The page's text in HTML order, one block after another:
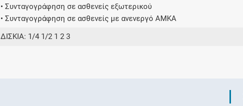
• Συνταγογράφηση σε ασθενείς εξωτερικού
• Συνταγογράφηση σε ασθενείς με ανενεργό ΑΜΚΑ
ΔΙΣΚΙΑ: 1/4 1/2 1 2 3